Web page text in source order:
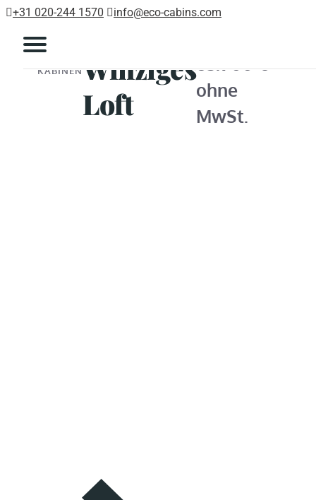
+31 020-244 1570 info@eco-cabins.com
KABINENWinziges
Loft
63.900 €
ohne
MwSt.